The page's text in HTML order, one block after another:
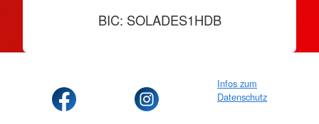
BIC: SOLADES1HDB
Infos zum
Datenschutz